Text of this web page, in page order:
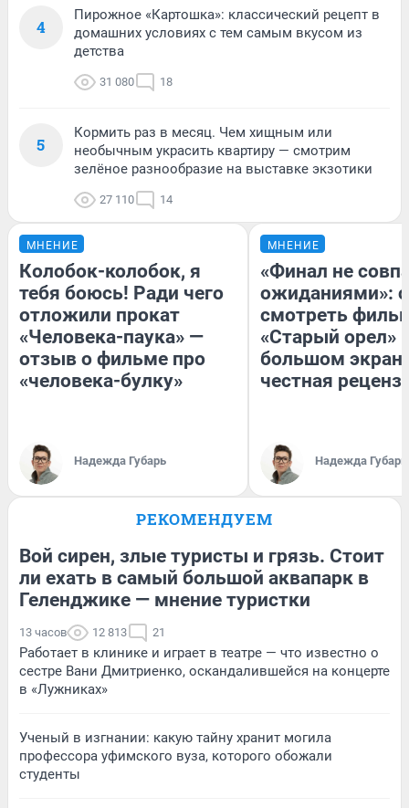
4
Пирожное «Картошка»: классический рецепт в
домашних условиях с тем самым вкусом из
детства
31 080 18
5
Кормить раз в месяц. Чем хищным или
необычным украсить квартиру — смотрим
зелёное разнообразие на выставке экзотики
27 110 14
МНЕНИЕ
Колобок-колобок, я
тебя боюсь! Ради чего
отложили прокат
«Человека-паука» —
отзыв о фильме про
«человека-булку»
Надежда Губарь
МНЕНИЕ
«Финал не
ожиданиями»:
смотреть
«Старый орел»
большом
честная
Надежда Губарь
РЕКОМЕНДУЕМ
Вой сирен, злые туристы и грязь. Стоит
ли ехать в самый большой аквапарк в
Геленджике — мнение туристки
13 часов 12 813 21
Работает в клинике и играет в театре — что известно о
сестре Вани Дмитриенко, оскандалившейся на концерте
в «Лужниках»
Ученый в изгнании: какую тайну хранит могила
профессора уфимского вуза, которого обожали
студенты